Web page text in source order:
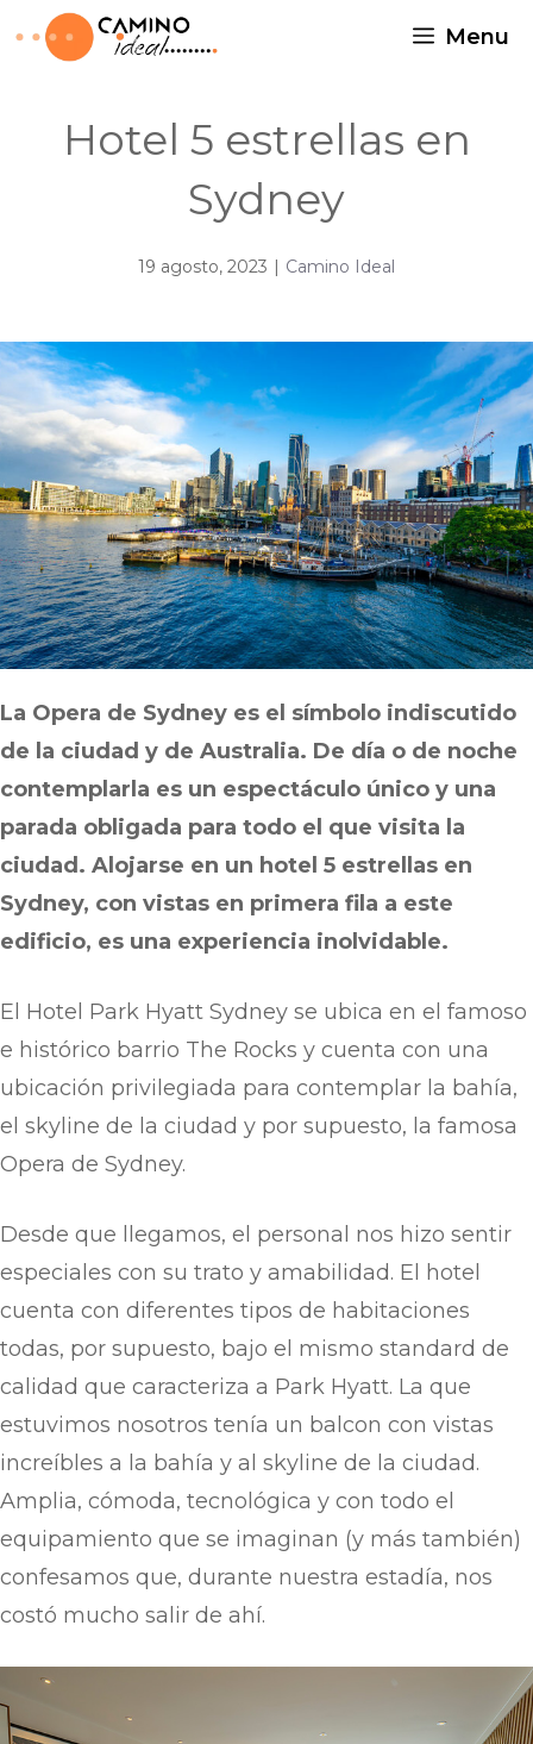
Menu
Hotel 5 estrellas en
Sydney
19 agosto, 2023 | Camino Ideal
La Opera de Sydney es el símbolo indiscutido
de la ciudad y de Australia. De día o de noche
contemplarla es un espectáculo único y una
parada obligada para todo el que visita la
ciudad. Alojarse en un hotel 5 estrellas en
Sydney, con vistas en primera fila a este
edificio, es una experiencia inolvidable.
El Hotel Park Hyatt Sydney se ubica en el famoso
e histórico barrio The Rocks y cuenta con una
ubicación privilegiada para contemplar la bahía,
el skyline de la ciudad y por supuesto, la famosa
Opera de Sydney.
Desde que llegamos, el personal nos hizo sentir
especiales con su trato y amabilidad. El hotel
cuenta con diferentes tipos de habitaciones
todas, por supuesto, bajo el mismo standard de
calidad que caracteriza a Park Hyatt. La que
estuvimos nosotros tenía un balcon con vistas
increíbles a la bahía y al skyline de la ciudad.
Amplia, cómoda, tecnológica y con todo el
equipamiento que se imaginan (y más también)
confesamos que, durante nuestra estadía, nos
costó mucho salir de ahí.